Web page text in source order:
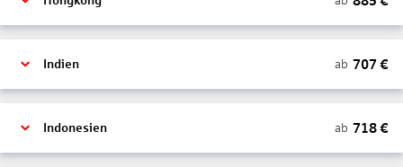
Indien ab 707 €
Indonesien ab 718€